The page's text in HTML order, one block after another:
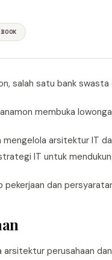
salah satu bank
membuka
arsitektur IT
IT untuk
dan
perusahaan